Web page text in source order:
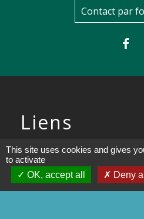
Contact par
Liens
Préfecture de la Corrèze
Conseil départemental de la
Corrèze
This site uses cookies and gives
to activate
OK, accept all
Deny